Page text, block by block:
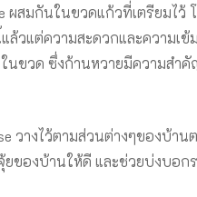
ผสมกันในขวดแก้วที่เตรียมไ
วแต่ความสะดวกและความเข้
นขวด ซึ่งก้านหวายมีความสำ
วางไว้ตามส่วนต่างๆของบ้า
ยของบ้านให้ดี และช่วยบ่งบอ